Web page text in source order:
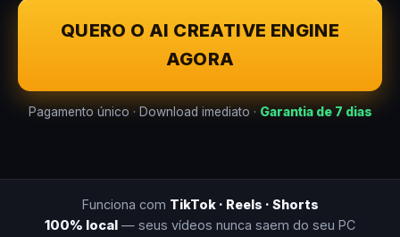
QUERO O AI CREATIVE ENGINE
AGORA
Pagamento único · Download imediato · Garantia de 7 dias
Funciona com TikTok · Reels · Shorts
100% local — seus vídeos nunca saem do seu PC